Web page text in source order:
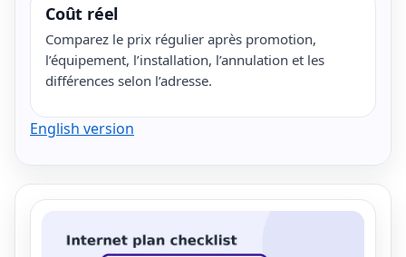
Coût réel
Comparez le prix régulier après promotion,
l’équipement, l’installation, l’annulation et les
différences selon l’adresse.
English version